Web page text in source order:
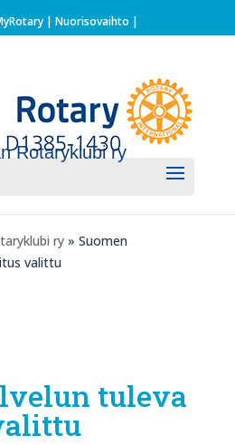
| Nuorisovaihto |
Rotaryklubi ry
ry » Suomen
valittu
tuleva